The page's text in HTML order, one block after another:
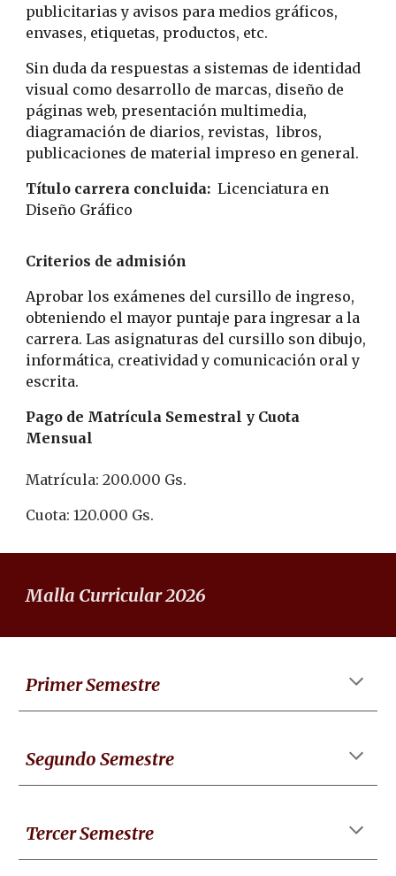
publicitarias y avisos para medios gráficos,
envases, etiquetas, productos, etc.
Sin duda da respuestas a sistemas de identidad
visual como desarrollo de marcas, diseño de
páginas web, presentación multimedia,
diagramación de diarios, revistas, libros,
publicaciones de material impreso en general.
Título carrera concluida:Licenciatura en
Diseño Gráfico
Criterios de admisión
Aprobar los exámenes del cursillo de ingreso,
obteniendo el mayor puntaje para ingresar a la
carrera. Las asignaturas del cursillo son dibujo,
informática, creatividad y comunicación oral y
escrita.
Pago de Matrícula Semestral y Cuota
Mensual
Matrícula:200.000 Gs.
Cuota: 120.000 Gs.
Malla Curricular 2026
Primer Semestre
SegundoSemestre
TercerSemestre